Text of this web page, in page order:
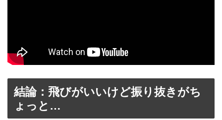
結論：飛びがいいけど振り抜きがち
ょっと…